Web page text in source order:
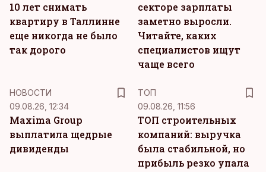
10 лет снимать
квартиру в Таллинне
еще никогда не было
так дорого
секторе зарплаты
заметно выросли.
Читайте, каких
специалистов ищут
чаще всего
НОВОСТИ
09.08.26, 12:34
Maxima Group
выплатила щедрые
дивиденды
ТОП
09.08.26, 11:56
ТОП строительных
компаний: выручка
была стабильной, но
прибыль резко упала